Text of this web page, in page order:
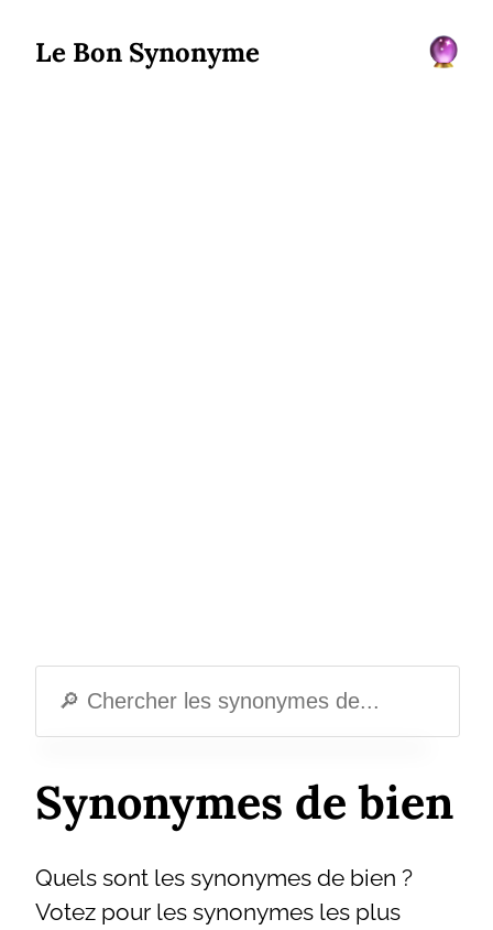
Le Bon Synonyme
Synonymes de bien
Quels sont les synonymes de bien ?
Votez pour les synonymes les plus